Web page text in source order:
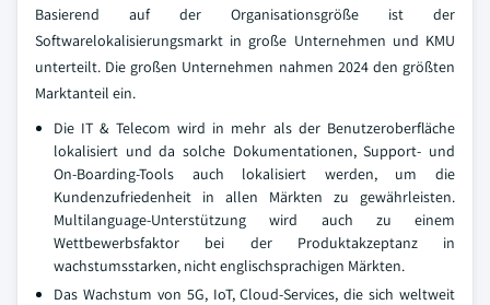
Basierend auf der Organisationsgröße ist der
Softwarelokalisierungsmarkt in große Unternehmen und KMU
unterteilt. Die großen Unternehmen nahmen 2024 den größten
Marktanteil ein.
Die IT & Telecom wird in mehr als der Benutzeroberfläche
lokalisiert und da solche Dokumentationen, Support- und
On-Boarding-Tools auch lokalisiert werden, um die
Kundenzufriedenheit in allen Märkten zu gewährleisten.
Multilanguage-Unterstützung wird auch zu einem
Wettbewerbsfaktor bei der Produktakzeptanz in
wachstumsstarken, nicht englischsprachigen Märkten.
Das Wachstum von 5G, IoT, Cloud-Services, die sich weltweit